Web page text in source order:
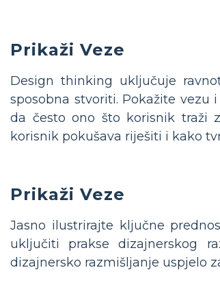
Prikaži Veze
Design thinking uključuje
sposobna stvoriti. Pokažite
da često ono što korisnik traži
korisnik pokušava riješiti i kako
Prikaži Veze
Jasno ilustrirajte ključne
uključiti prakse dizajnerskog
dizajnersko razmišljanje uspjelo